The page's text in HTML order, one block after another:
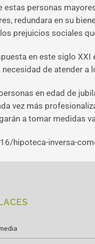
personas
redundara en su
prejuicios sociales
en este siglo
de atender a
en edad de
vez más
a tomar medidas
hipoteca-inversa-